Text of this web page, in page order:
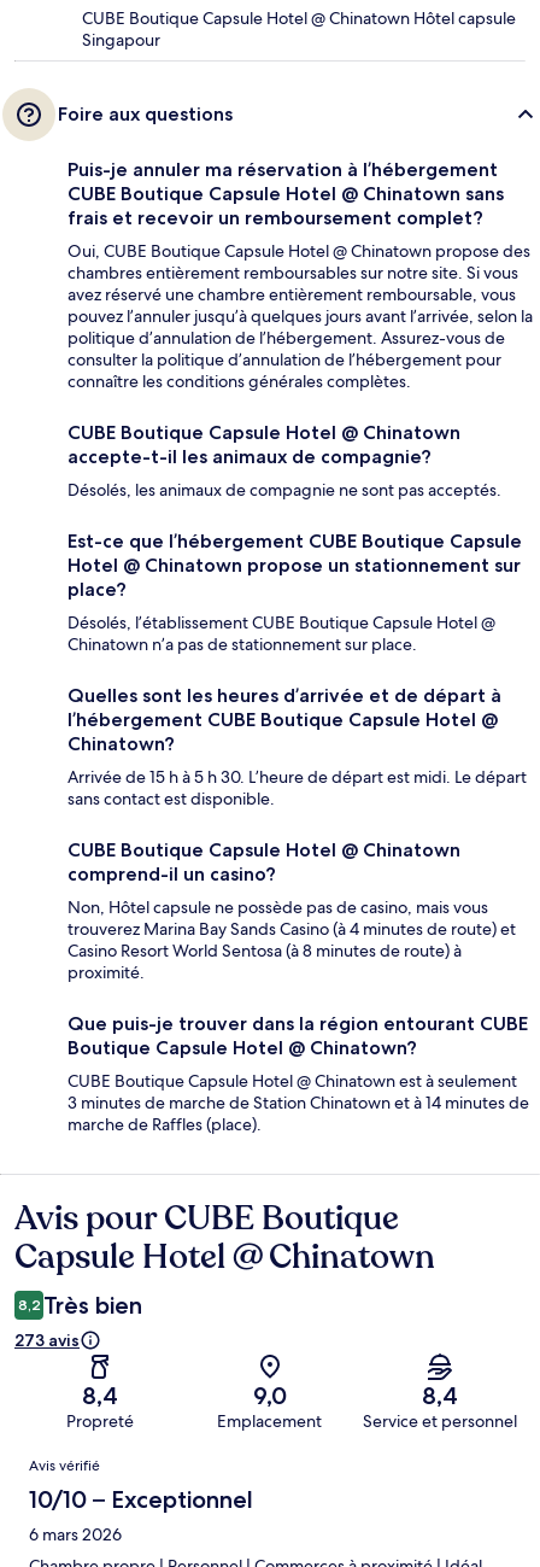
CUBE Boutique Capsule Hotel @ Chinatown Hôtel capsule
Singapour
Foire aux questions
Puis-je annuler ma réservation à l’hébergement
CUBE Boutique Capsule Hotel @ Chinatown sans
frais et recevoir un remboursement complet?
Oui, CUBE Boutique Capsule Hotel @ Chinatown propose des
chambres entièrement remboursables sur notre site. Si vous
avez réservé une chambre entièrement remboursable, vous
pouvez l’annuler jusqu’à quelques jours avant l’arrivée, selon la
politique d’annulation de l’hébergement. Assurez-vous de
consulter la politique d’annulation de l’hébergement pour
connaître les conditions générales complètes.
CUBE Boutique Capsule Hotel @ Chinatown
accepte-t-il les animaux de compagnie?
Désolés, les animaux de compagnie ne sont pas acceptés.
Est-ce que l’hébergement CUBE Boutique Capsule
Hotel @ Chinatown propose un stationnement sur
place?
Désolés, l’établissement CUBE Boutique Capsule Hotel @
Chinatown n’a pas de stationnement sur place.
Quelles sont les heures d’arrivée et de départ à
l’hébergement CUBE Boutique Capsule Hotel @
Chinatown?
Arrivée de 15 h à 5 h 30. L’heure de départ est midi. Le départ
sans contact est disponible.
CUBE Boutique Capsule Hotel @ Chinatown
comprend-il un casino?
Non, Hôtel capsule ne possède pas de casino, mais vous
trouverez Marina Bay Sands Casino (à 4 minutes de route) et
Casino Resort World Sentosa (à 8 minutes de route) à
proximité.
Que puis-je trouver dans la région entourant CUBE
Boutique Capsule Hotel @ Chinatown?
CUBE Boutique Capsule Hotel @ Chinatown est à seulement
3 minutes de marche de Station Chinatown et à 14 minutes de
marche de Raffles (place).
Avis
Avis pour CUBE Boutique
Capsule Hotel @ Chinatown
8,2 Très bien
273 avis
8,4
Propreté
9,0
Emplacement
8,4
Service et personnel
Avis
Avis vérifié
10/10 – Exceptionnel
6 mars 2026